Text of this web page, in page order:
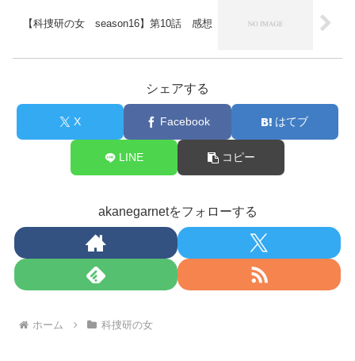
【科捜研の女 season16】第10話 感想
シェアする
X Facebook はてブ
LINE コピー
akanegarnetをフォローする
ホーム 科捜研の女